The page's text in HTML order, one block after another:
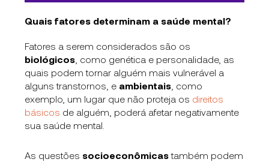
Quais fatores determinam a saúde mental?
Fatores a serem considerados são os
biológicos como genética e personalidade, as
quais podem tornar alguém mais vulnerável a
alguns transtornos, e ambientais como
exemplo, um lugar que não proteja os direitos
básicos de alguém, poderá afetar negativamente
sua saúde mental.
As questões socioeconômicastambém podem